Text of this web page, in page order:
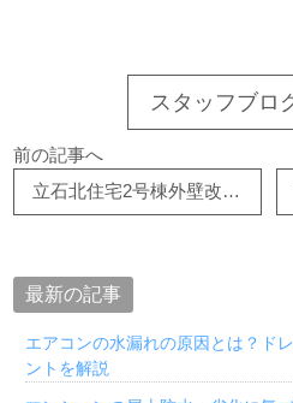
スタッフブロ
前の記事へ
立石北住宅2号棟外壁改修工事
最新の記事
エアコンの水漏れの原因とは？ド
ントを解説